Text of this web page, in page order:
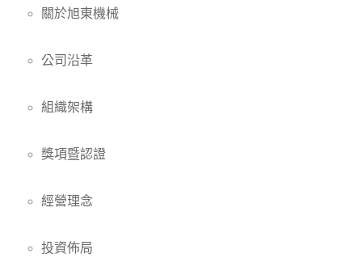
關於旭東機械
公司沿革
組織架構
獎項暨認證
經營理念
投資佈局